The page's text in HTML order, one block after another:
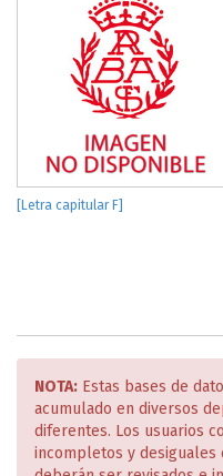
[Letra capitular F]
NOTA: Estas bases de
acumulado en diversos
diferentes. Los usuarios
incompletos y desiguales